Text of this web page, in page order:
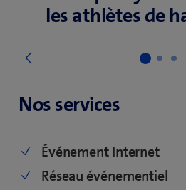
les athlètes de
Nos services
Événement Internet
Réseau événementiel